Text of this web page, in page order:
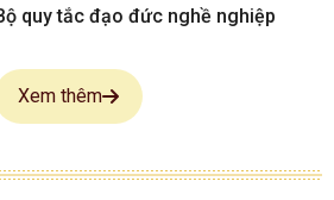
quy tắc đạo đức nghề nghiệp
Xem thêm